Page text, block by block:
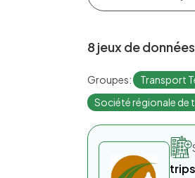
8 jeux de
Groupes: Transport
Société régionale de
trips